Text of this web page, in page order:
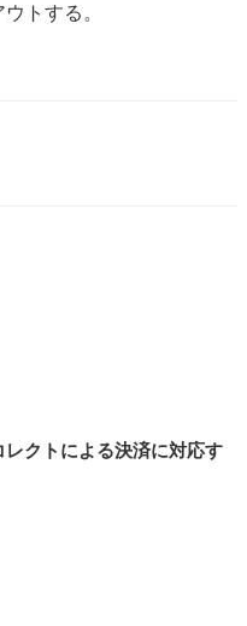
トする。
クトによる決済に対応す